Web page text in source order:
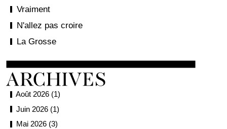
Vraiment
N'allez pas croire
La Grosse
Août 2026 (1)
Juin 2026 (1)
Mai 2026 (3)